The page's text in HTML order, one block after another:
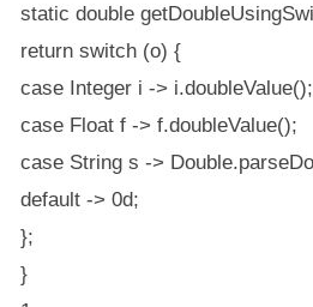
static double
return switch (o) {
case Integer i -> i.doubleValue();
case Float f -> f.doubleValue();
case String s ->
default -> 0d;
};
}